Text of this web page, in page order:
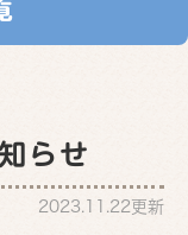
らせ
2023.11.22更新